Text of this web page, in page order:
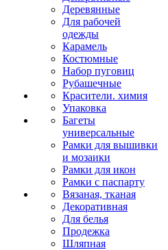
Деревянные
Для рабочей
одежды
Карамель
Костюмные
Набор пуговиц
Рубашечные
Красители. химия
Упаковка
Багеты
универсальные
Рамки для вышивки
и мозаики
Рамки для икон
Рамки с паспарту
Вязаная, тканая
Декоративная
Для белья
Продежка
Шляпная